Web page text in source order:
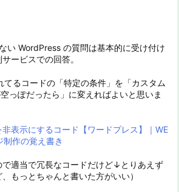
い WordPress の質問は基本的に受け付け
ービスでの回答。
るコードの「特定の条件」を「カスタム
っぽだったら」に変えればよいと思いま
表示にするコード【ワードプレス】｜WE
作の覚え書き
で適当で冗長なコードだけど↓とりあえず
もっとちゃんと書いた方がいい）